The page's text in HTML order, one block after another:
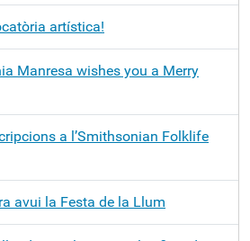
artística!
Manresa wishes you a Merry
a l’Smithsonian Folklife
avui la Festa de la Llum